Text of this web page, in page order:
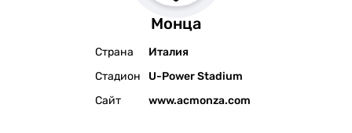
Монца
Страна
Италия
Стадион
U-Power Stadium
Сайт
www.acmonza.com